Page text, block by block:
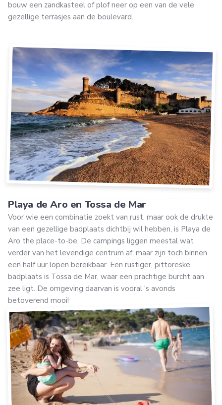
bouw een zandkasteel of plof neer op een van de vele
gezellige terrasjes aan de boulevard.
Playa de Aro en Tossa de Mar
Voor wie een combinatie zoekt van rust, maar ook de drukte
van een gezellige badplaats dichtbij wil hebben, is Playa de
Aro the place-to-be. De campings liggen meestal wat
verder van het levendige centrum af, maar zijn toch binnen
een half uur lopen bereikbaar. Een rustiger, pittoreske
badplaats is Tossa de Mar, waar een prachtige burcht aan
zee ligt. De omgeving daarvan is vooral 's avonds
betoverend mooi!